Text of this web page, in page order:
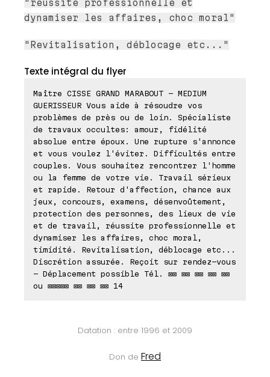
"réussite professionnelle et
dynamiser les affaires, choc moral"
"Revitalisation, déblocage etc..."
Texte intégral du flyer
Maître CISSE GRAND MARABOUT - MEDIUM
GUERISSEUR Vous aide à résoudre vos
problèmes de près ou de loin. Spécialiste
de travaux occultes: amour, fidélité
absolue entre époux. Une rupture s'annonce
et vous voulez l'éviter. Difficultés entre
couples. Vous souhaitez rencontrer l'homme
ou la femme de votre vie. Travail sérieux
et rapide. Retour d'affection, chance aux
jeux, concours, examens, désenvoûtement,
protection des personnes, des lieux de vie
et de travail, réussite professionnelle et
dynamiser les affaires, choc moral,
timidité. Revitalisation, déblocage etc...
Discrétion assurée. Reçoit sur rendez-vous
- Déplacement possible Tél. ⊠⊠ ⊠⊠ ⊠⊠ ⊠⊠ ⊠⊠
ou ⊠⊠⊠⊠⊠ ⊠⊠ ⊠⊠ ⊠⊠ 14
Datation : entre 1996 et 2009
Don de Fred